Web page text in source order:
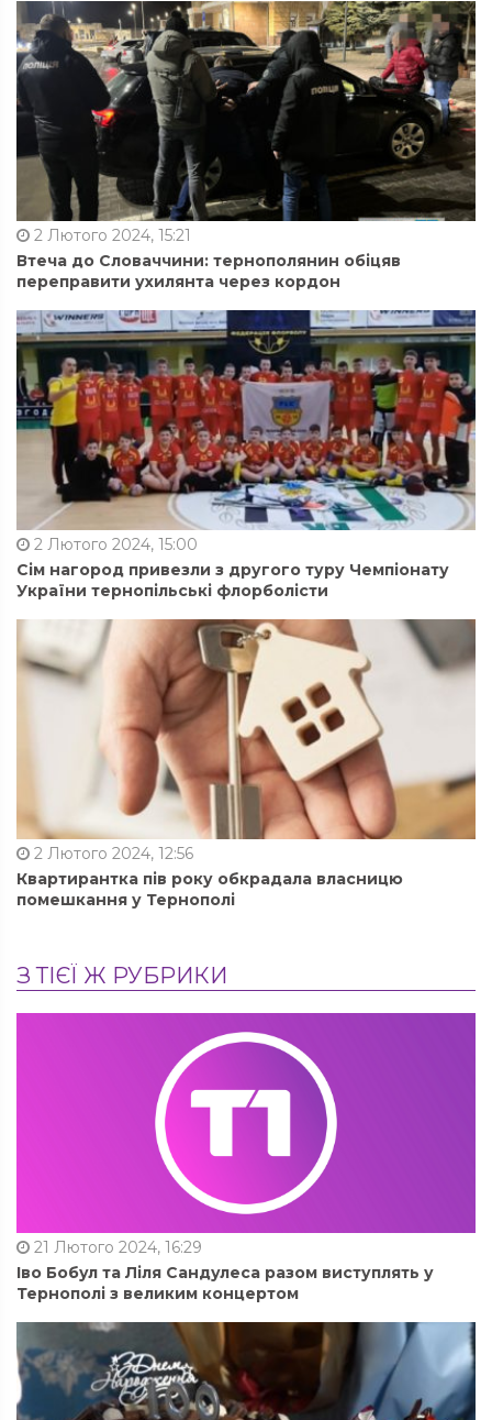
2 Лютого 2024, 15:21
Втеча до Словаччини: тернополянин обіцяв
переправити ухилянта через кордон
2 Лютого 2024, 15:00
Сім нагород привезли з другого туру Чемпіонату
України тернопільські флорболісти
2 Лютого 2024, 12:56
Квартирантка пів року обкрадала власницю
помешкання у Тернополі
З ТІЄЇ Ж РУБРИКИ
21 Лютого 2024, 16:29
Іво Бобул та Ліля Сандулеса разом виступлять у
Тернополі з великим концертом